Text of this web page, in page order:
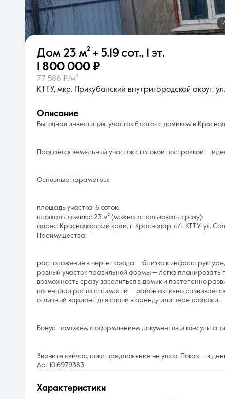
О компании
1/
Дом 23 м² + 5.19 сот.,
1 эт.
1 800 000 ₽
77 586 ₽/м²
КТТУ, мкр. Прикубанский внутригородской округ,
характеристики
описание
Выгодная инвестиция: участок 6 соток с домиком в
Продаётся земельный участок с готовой постройкой —
Основные параметры:
площадь участка: 6 соток;
площадь домика: 23 м² (можно использовать сразу);
адрес: Краснодарский край, г. Краснодар, с/т КТТУ, ул.
Преимущества:
расположение в черте города — близко к
ровный участок правильной формы — легко планировать
возможность сразу заселиться в домик и постепенно
потенциал роста стоимости — район активно
отличный вариант для сдачи в аренду или перепродажи.
Бонус: поможем с оформлением документов и
Звоните сейчас, пока предложение не ушло. Показ — в
Арт.1016979383